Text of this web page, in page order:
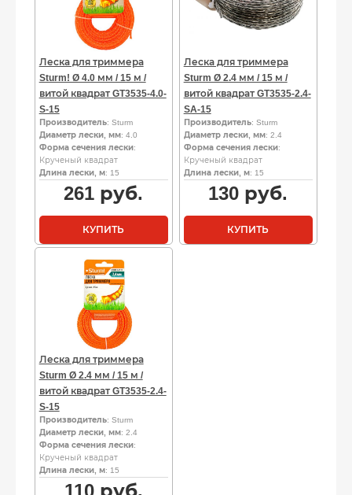
Леска для триммера
Sturm! Ø 4.0 мм / 15 м /
витой квадрат GT3535-4.0-
S-15
Производитель: Sturm
Диаметр лески, мм: 4.0
Форма сечения лески:
Крученый квадрат
Длина лески, м: 15
261 руб.
КУПИТЬ
Леска для триммера
Sturm Ø 2.4 мм / 15 м /
витой квадрат GT3535-2.4-
SA-15
Производитель: Sturm
Диаметр лески, мм: 2.4
Форма сечения лески:
Крученый квадрат
Длина лески, м: 15
130 руб.
КУПИТЬ
Леска для триммера
Sturm Ø 2.4 мм / 15 м /
витой квадрат GT3535-2.4-
S-15
Производитель: Sturm
Диаметр лески, мм: 2.4
Форма сечения лески:
Крученый квадрат
Длина лески, м: 15